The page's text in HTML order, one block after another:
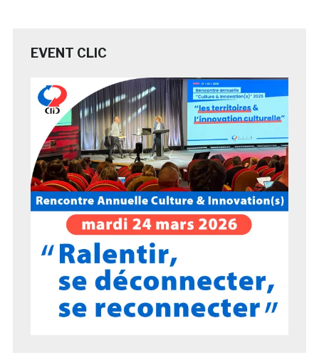
EVENT CLIC